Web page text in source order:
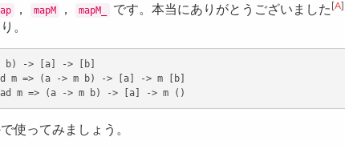
， mapM ， mapM_ です。本当にありがとうございました [A]
。
b) -> [a] -> [b]
m => (a -> m b) -> [a] -> m [b]
使ってみましょう。